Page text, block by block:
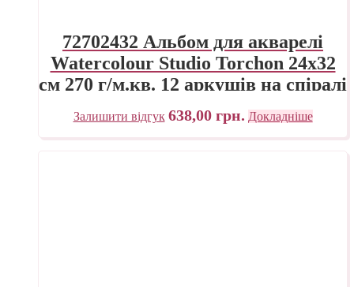
72702432 Альбом для акварелі
Watercolour Studio Torchon 24х32
см 270 г/м.кв. 12 аркушів на спіралі
Fabriano Італія
Залишити відгук 638,00 грн. Докладніше